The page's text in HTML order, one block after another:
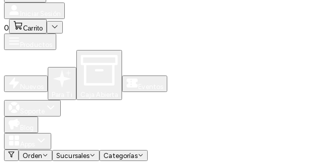
0 Carrito
Orden
Sucursales Categorías